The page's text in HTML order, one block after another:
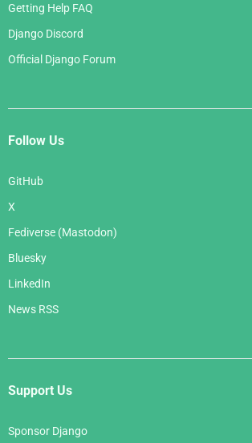
Getting Help FAQ
Django Discord
Official Django Forum
Follow Us
GitHub
X
Fediverse (Mastodon)
Bluesky
LinkedIn
News RSS
Support Us
Sponsor Django